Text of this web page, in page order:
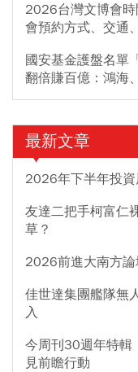
2026台灣文博會
會預約方式、交通
國安基金護盤名單
翻倍賺百億：鴻海
最新文章
2026年下半年投
友達二把手柯富仁
草？
2026前進大南方論
佳世達集團艦隊無
入
今周刊30週年特輯
見前瞻行動